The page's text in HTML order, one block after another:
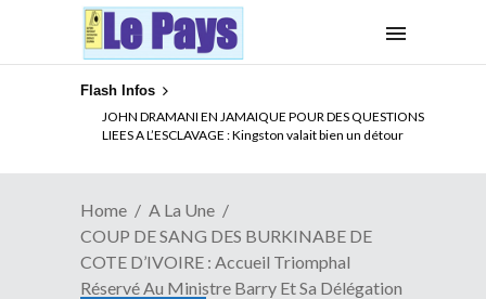
Flash Infos
ELECTION DE TALON A LA TETE DU SENAT BENINOIS :
Quand Patrice quitte le pouvoir sans partir !
Home
A La Une
COUP DE SANG DES BURKINABE DE
COTE D’IVOIRE : Accueil Triomphal
Réservé Au Ministre Barry Et Sa Délégation